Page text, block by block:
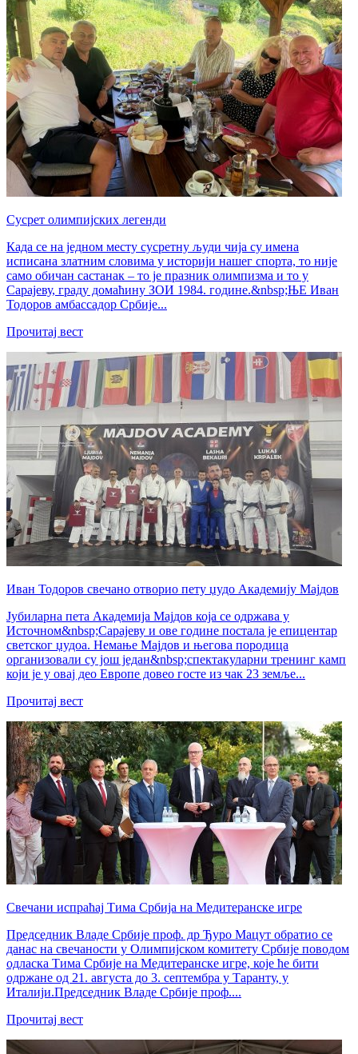
Сусрет олимпијских легенди
Када се на једном месту сусретну људи чија су имена
исписана златним словима у историји нашег спорта, то није
само обичан састанак – то је празник олимпизма и то у
Сарајеву, граду домаћину ЗОИ 1984. године.&nbsp;ЊЕ Иван
Тодоров амбассадор Србије...
Прочитај вест
Иван Тодоров свечано отворио пету џудо Академију Мајдов
Јубиларна пета Академија Мајдов која се одржава у
Источном&nbsp;Сарајеву и ове године постала је епицентар
светског џудоа. Немање Мајдов и његова породица
организовали су још један&nbsp;спектакуларни тренинг камп
који је у овај део Европе довео госте из чак 23 земље...
Прочитај вест
Свечани испраћај Тима Србија на Медитеранске игре
Председник Владе Србије проф. др Ђуро Мацут обратио се
данас на свечаности у Олимпијском комитету Србије поводом
одласка Тима Србије на Медитеранске игре, које ће бити
одржане од 21. августа до 3. септембра у Таранту, у
Италији.Председник Владе Србије проф....
Прочитај вест